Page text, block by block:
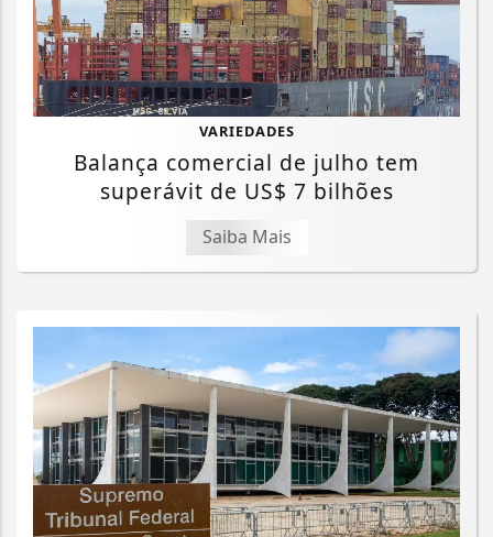
VARIEDADES
Balança comercial de julho tem
superávit de US$ 7 bilhões
Saiba Mais